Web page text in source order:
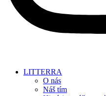
LITTERRA
O nás
Náš tím